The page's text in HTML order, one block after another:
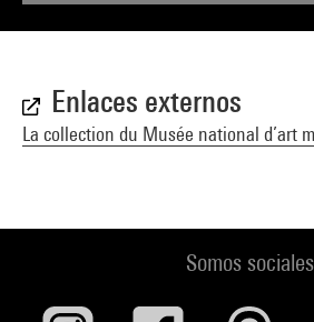
Enlaces externos
La collection du Musée national d’art
Somos sociales